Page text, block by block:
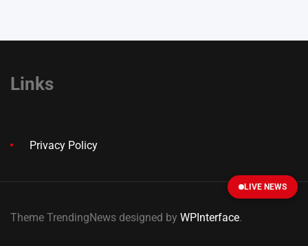
Links
Privacy Policy
Theme TrendingNews designed by WPInterface.
LIVE NEWS